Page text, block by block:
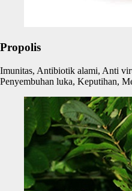
Propolis
Imunitas, Antibiotik alami, Anti
Penyembuhan luka, Keputihan,